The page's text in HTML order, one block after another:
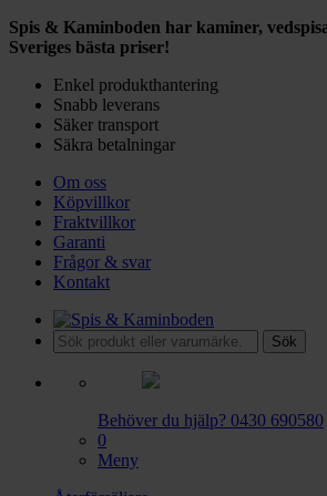
Spis & Kaminboden har kaminer,
Sveriges bästa priser!
Enkel produkthantering
Snabb leverans
Säker transport
Säkra betalningar
Om oss
Köpvillkor
Fraktvillkor
Garanti
Frågor & svar
Kontakt
Sök
Behöver du hjälp? 0430 690580
0
Meny